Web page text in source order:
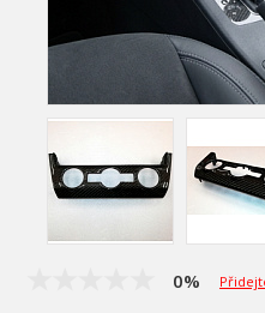
0%